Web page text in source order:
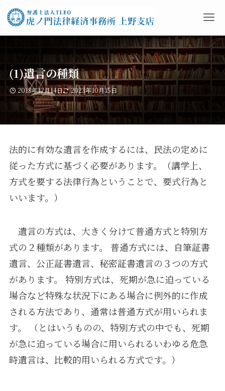
(1)遺言の種類
2018年12月14日 2023年10月15日
法的に有効な遺言を作成するには、民法の定めに
従った方式に基づく必要があります。（講学上、
方式を要する法律行為ということで、要式行為と
いいます。）
遺言の方式は、大きく分けて普通方式と特別方
式の２種類があります。 普通方式には、自筆証書
遺言、公正証書遺言、秘密証書遺言の３つの方式
があります。 特別方式は、死期が急に迫っている
場合など特殊な状況下にある場合に例外的に作成
される方法であり、通常は普通方式が用いられま
す。 （とはいうものの、特別方式の中でも、死期
が急に迫っている場合に用いられるいわゆる危急
時遺言は、比較的用いられる方式です。）